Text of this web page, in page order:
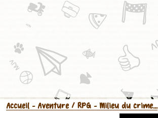
Accueil - Aventure / RPG - Milieu du crime...